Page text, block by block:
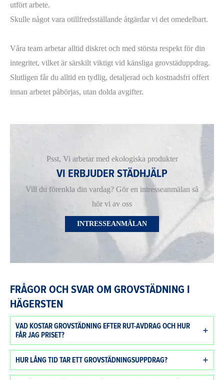
utfört arbete.
Skulle något vara otillfredsställande åtgärdar vi det omedelbart.
Våra team arbetar alltid diskret och med största respekt för din
integritet, vilket är särskilt viktigt vid känsliga grovstäduppdrag.
Slutligen får du alltid en tydlig, detaljerad och kostnadsfri offert
innan arbetet påbörjas, utan dolda avgifter.
Psst, Vi arbetar med ekologiska produkter
VI ERBJUDER STÄDHJÄLP
Vill du förenkla din vardag? Gör en intresseanmälan så
hör vi av oss
INTRESSEANMÄLAN
FRÅGOR OCH SVAR OM GROVSTÄDNING I
HÄGERSTEN
VAD KOSTAR GROVSTÄDNING EFTER RUT-AVDRAG OCH HUR
FÅR JAG PRISET?
HUR LÅNG TID TAR ETT GROVSTÄDNINGSUPPDRAG?